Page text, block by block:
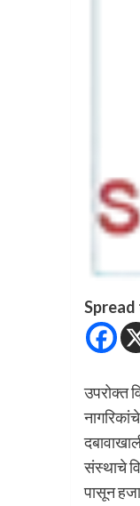
उपरोक्त
संस्थाचे
पासून